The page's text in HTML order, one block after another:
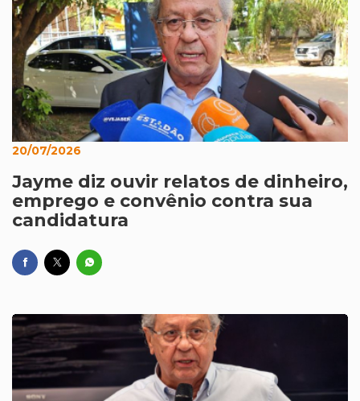
20/07/2026
Jayme diz ouvir relatos de dinheiro,
emprego e convênio contra sua
candidatura